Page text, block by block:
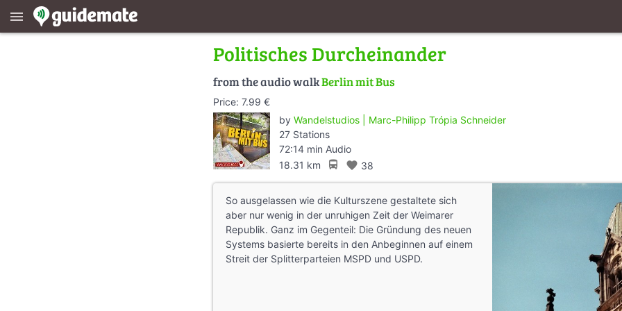
menu
Politisches Durcheinander
from the audio walkBerlin mit Bus
Price: 7.99 €
by Wandelstudios | Marc-Philipp Trópia Schneider
27 Stations
72:14 min Audio
18.31 km
directions_bus favorite 38
So ausgelassen wie die Kulturszene gestaltete sich
aber nur wenig in der unruhigen Zeit der Weimarer
Republik. Ganz im Gegenteil: Die Gründung des neuen
Systems basierte bereits in den Anbeginnen auf einem
Streit der Splitterparteien MSPD und USPD.